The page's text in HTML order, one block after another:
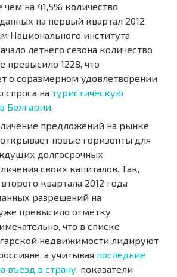
на 41,5% количество
на первый квартал 2012
Национального института
летнего сезона количество
превысило 1228, что
о соразмерном удовлетворении
на туристическую
Болгарии.
предложений на рынке
новые горизонты для
долгосрочных
своих капиталов. Так,
квартала 2012 года
разрешений на
превысило отметку
что в списке
недвижимости лидируют
а учитывая последние
въезд в страну, показатели